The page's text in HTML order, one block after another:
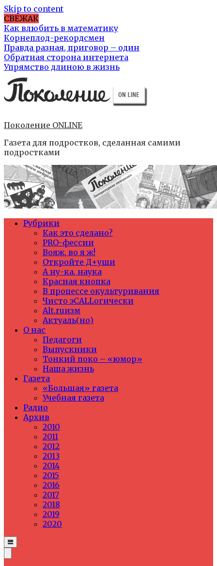
Skip to content
СВЕЖАК
Как влюбить в математику
Корнеплод-рекордсмен
Правда разная, приговор – один
Обратная сторона интернета
Упрямство длиною в жизнь
Поколение ONLINE
Газета для подростков, сделанная самими
подростками
Рубрики
Как это сделано?
PRO-фессии
Вояж, во я ж!
Откройте Д+уши
А ну-ка, наука
Красная кнопка
В процессе окультуривания
Чисто эCALLогически
Alt.ruизм
Актуаль(но)
О нас
Педагоги
Выпускники
Тонкий поко – «юмор»
Наша жизнь
Газета
«Большая» газета
Учебная газета
Радио
Архив
2010
2011
2012
2013
2014
2015
2016
2017
2018
2019
2020